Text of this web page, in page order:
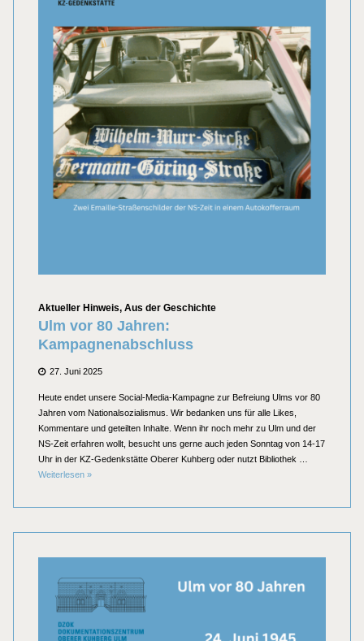
Kategorien
Aktueller Hinweis, Aus der Geschichte
Ulm vor 80 Jahren:
Kampagnenabschluss
Posted
27. Juni 2025
Heute endet unsere Social-Media-Kampagne zur Befreiung Ulms vor 80
Jahren vom Nationalsozialismus. Wir bedanken uns für alle Likes,
Kommentare und geteilten Inhalte. Wenn ihr noch mehr zu Ulm und der
NS-Zeit erfahren wollt, besucht uns gerne auch jeden Sonntag von 14-17
Uhr in der KZ-Gedenkstätte Oberer Kuhberg oder nutzt Bibliothek …
Weiterlesen Ulm vor 80 Jahren: Kampagnenabschluss
»